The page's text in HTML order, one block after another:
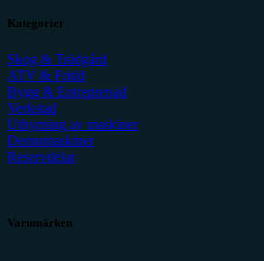
Kategorier
Skog & Trädgård
ATV & Fritid
Bygg & Entreprenad
Verkstad
Uthyrning av maskiner
Demomaskiner
Reservdelar
Varumärken